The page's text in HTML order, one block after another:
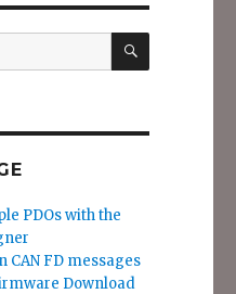
SUCHEN
PDOs with the
CAN FD messages
Download